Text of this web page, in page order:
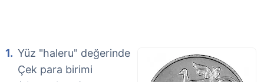
Yüz "haleru" değerinde
Çek para birimi